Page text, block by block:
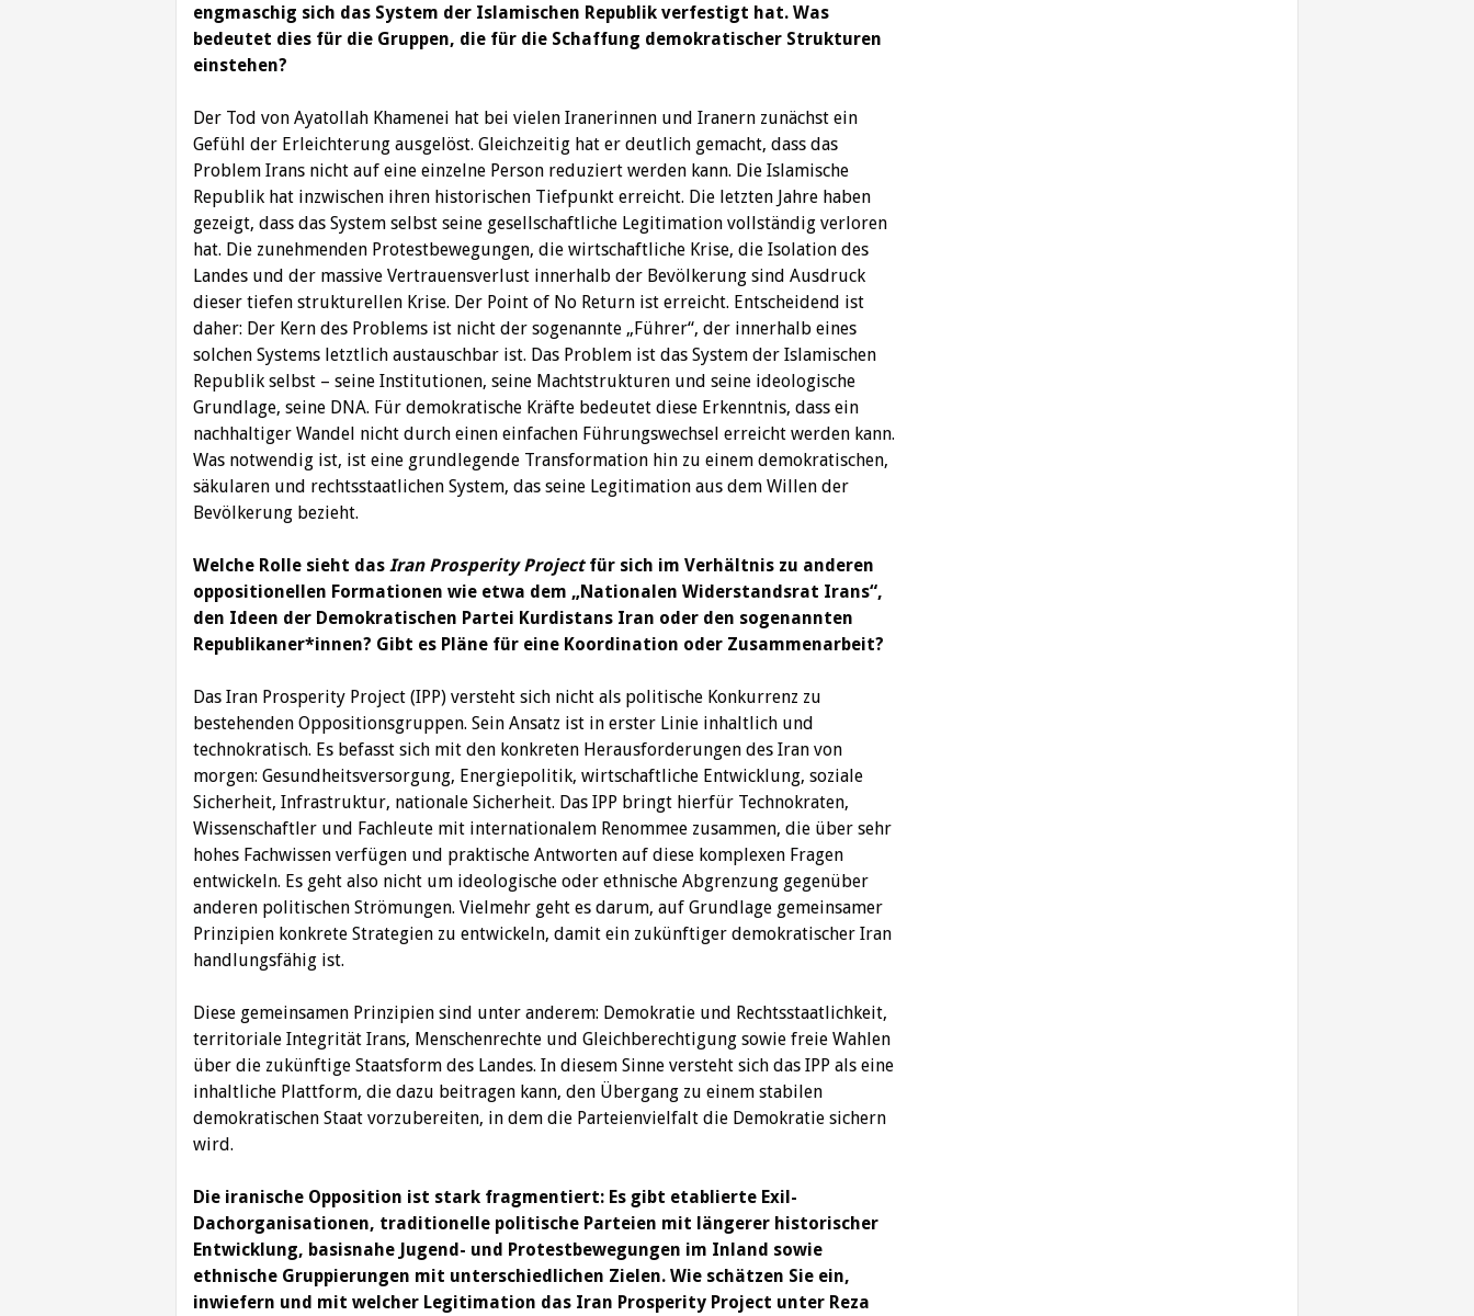
engmaschig sich das System der Islamischen Republik verfestigt hat. Was
bedeutet dies für die Gruppen, die für die Schaffung demokratischer Strukturen
einstehen?
Der Tod von Ayatollah Khamenei hat bei vielen Iranerinnen und Iranern zunächst ein
Gefühl der Erleichterung ausgelöst. Gleichzeitig hat er deutlich gemacht, dass das
Problem Irans nicht auf eine einzelne Person reduziert werden kann. Die Islamische
Republik hat inzwischen ihren historischen Tiefpunkt erreicht. Die letzten Jahre haben
gezeigt, dass das System selbst seine gesellschaftliche Legitimation vollständig verloren
hat. Die zunehmenden Protestbewegungen, die wirtschaftliche Krise, die Isolation des
Landes und der massive Vertrauensverlust innerhalb der Bevölkerung sind Ausdruck
dieser tiefen strukturellen Krise. Der Point of No Return ist erreicht. Entscheidend ist
daher: Der Kern des Problems ist nicht der sogenannte „Führer“, der innerhalb eines
solchen Systems letztlich austauschbar ist. Das Problem ist das System der Islamischen
Republik selbst – seine Institutionen, seine Machtstrukturen und seine ideologische
Grundlage, seine DNA. Für demokratische Kräfte bedeutet diese Erkenntnis, dass ein
nachhaltiger Wandel nicht durch einen einfachen Führungswechsel erreicht werden kann.
Was notwendig ist, ist eine grundlegende Transformation hin zu einem demokratischen,
säkularen und rechtsstaatlichen System, das seine Legitimation aus dem Willen der
Bevölkerung bezieht.
Welche Rolle sieht das Iran Prosperity Projectfür sich im Verhältnis zu anderen
oppositionellen Formationen wie etwa dem „Nationalen Widerstandsrat Irans“,
den Ideen der Demokratischen Partei Kurdistans Iran oder den sogenannten
Republikaner*innen? Gibt es Pläne für eine Koordination oder Zusammenarbeit?
Das Iran Prosperity Project (IPP) versteht sich nicht als politische Konkurrenz zu
bestehenden Oppositionsgruppen. Sein Ansatz ist in erster Linie inhaltlich und
technokratisch. Es befasst sich mit den konkreten Herausforderungen des Iran von
morgen: Gesundheitsversorgung, Energiepolitik, wirtschaftliche Entwicklung, soziale
Sicherheit, Infrastruktur, nationale Sicherheit. Das IPP bringt hierfür Technokraten,
Wissenschaftler und Fachleute mit internationalem Renommee zusammen, die über sehr
hohes Fachwissen verfügen und praktische Antworten auf diese komplexen Fragen
entwickeln. Es geht also nicht um ideologische oder ethnische Abgrenzung gegenüber
anderen politischen Strömungen. Vielmehr geht es darum, auf Grundlage gemeinsamer
Prinzipien konkrete Strategien zu entwickeln, damit ein zukünftiger demokratischer Iran
handlungsfähig ist.
Diese gemeinsamen Prinzipien sind unter anderem: Demokratie und Rechtsstaatlichkeit,
territoriale Integrität Irans, Menschenrechte und Gleichberechtigung sowie freie Wahlen
über die zukünftige Staatsform des Landes. In diesem Sinne versteht sich das IPP als eine
inhaltliche Plattform, die dazu beitragen kann, den Übergang zu einem stabilen
demokratischen Staat vorzubereiten, in dem die Parteienvielfalt die Demokratie sichern
wird.
Die iranische Opposition ist stark fragmentiert: Es gibt etablierte Exil-
Dachorganisationen, traditionelle politische Parteien mit längerer historischer
Entwicklung, basisnahe Jugend- und Protestbewegungen im Inland sowie
ethnische Gruppierungen mit unterschiedlichen Zielen. Wie schätzen Sie ein,
inwiefern und mit welcher Legitimation das Iran Prosperity Project unter Reza